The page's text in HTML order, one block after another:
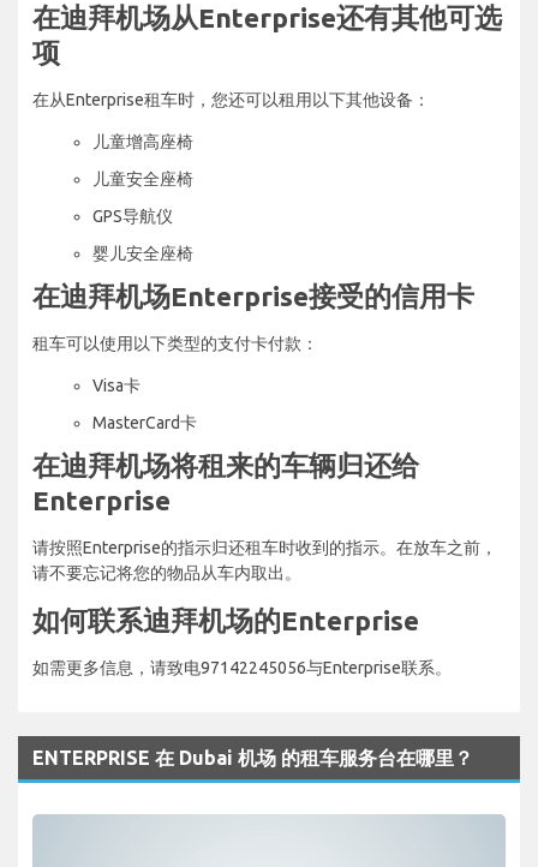
在迪拜机场从Enterprise还有其他可选
项
在从Enterprise租车时，您还可以租用以下其他设备：
儿童增高座椅
儿童安全座椅
GPS导航仪
婴儿安全座椅
在迪拜机场Enterprise接受的信用卡
租车可以使用以下类型的支付卡付款：
Visa卡
MasterCard卡
在迪拜机场将租来的车辆归还给
Enterprise
请按照Enterprise的指示归还租车时收到的指示。在放车之前，
请不要忘记将您的物品从车内取出。
如何联系迪拜机场的Enterprise
如需更多信息，请致电97142245056与Enterprise联系。
ENTERPRISE 在 Dubai 机场 的租车服务台在哪里？